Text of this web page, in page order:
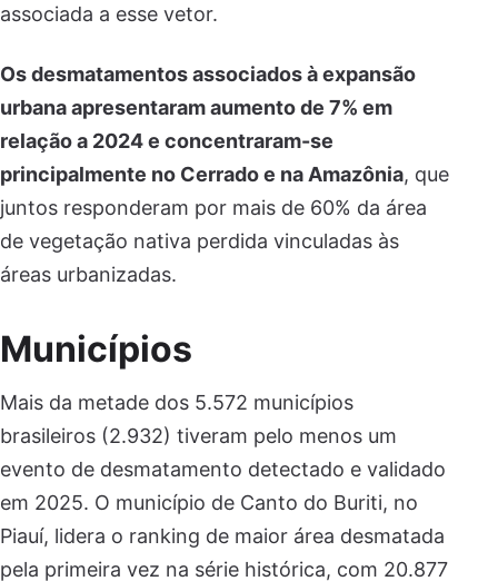
associada a esse vetor.
Os desmatamentos associados à expansão
urbana apresentaram aumento de 7% em
relação a 2024 e concentraram-se
principalmente no Cerrado e na Amazônia, que
juntos responderam por mais de 60% da área
de vegetação nativa perdida vinculadas às
áreas urbanizadas.
Municípios
Mais da metade dos 5.572 municípios
brasileiros (2.932) tiveram pelo menos um
evento de desmatamento detectado e validado
em 2025. O município de Canto do Buriti, no
Piauí, lidera o ranking de maior área desmatada
pela primeira vez na série histórica, com 20.877